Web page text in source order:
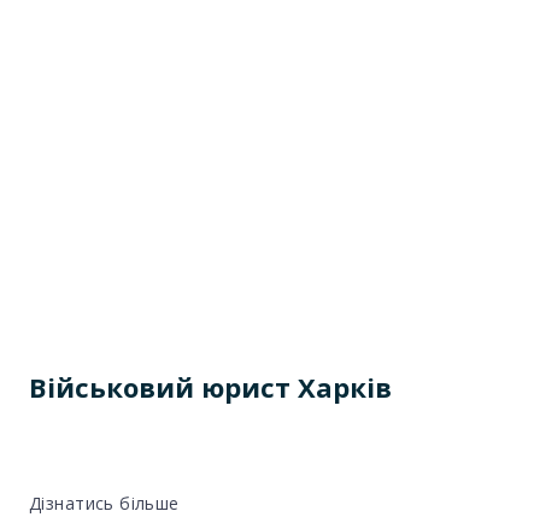
Військовий юрист Харків
Дізнатись більше